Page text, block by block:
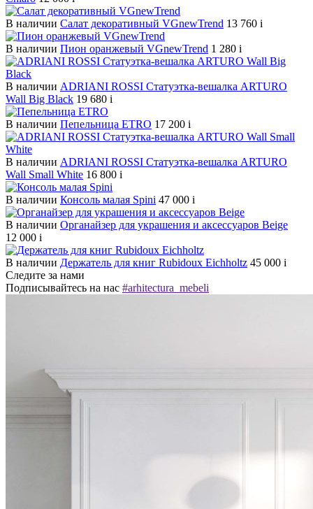
В наличии Салат декоративный VGnewTrend 13 760 i
В наличии Пион оранжевый VGnewTrend 1 280 i
В наличии ADRIANI ROSSI Статуэтка-вешалка ARTURO
Wall Big Black 19 680 i
В наличии Пепельница ETRO 17 200 i
В наличии ADRIANI ROSSI Статуэтка-вешалка ARTURO
Wall Small White 16 800 i
В наличии Консоль малая Spini 47 000 i
В наличии Органайзер для украшения и аксессуаров Beige
12 000 i
В наличии Держатель для книг Rubidoux Eichholtz 45 000 i
Следите за нами
Подписывайтесь на нас #arhitectura_mebeli